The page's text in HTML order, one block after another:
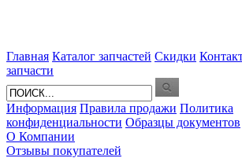
Главная Каталог запчастей Скидки
запчасти
Информация Правила продажи Политика
конфиденциальности Образцы документов
О Компании
Отзывы покупателей